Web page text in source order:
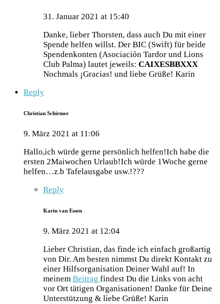
31. Januar 2021 at 15:40
Danke, lieber Thorsten, dass auch Du mit einer
Spende helfen willst. Der BIC (Swift) für beide
Spendenkonten (Asociación Tardor und Lions
Club Palma) lautet jeweils: CAIXESBBXXX
Nochmals ¡Gracias! und liebe Grüße! Karin
Reply
Christian Schirmer
9. März 2021 at 11:06
Hallo,ich würde gerne persönlich helfen!Ich habe die
ersten 2Maiwochen Urlaub!Ich würde 1Woche gerne
helfen…z.b Tafelausgabe usw.!???
Reply
Karin van Essen
9. März 2021 at 12:04
Lieber Christian, das finde ich einfach großartig
von Dir. Am besten nimmst Du direkt Kontakt zu
einer Hilfsorganisation Deiner Wahl auf! In
meinem Beitrag findest Du die Links von acht
vor Ort tätigen Organisationen! Danke für Deine
Unterstützung & liebe Grüße! Karin